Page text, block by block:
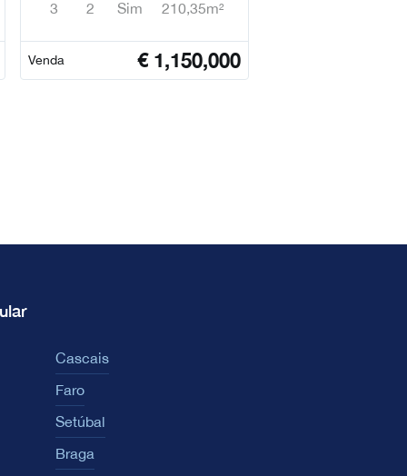
3 2 Sim 210,35m²
Venda € 1,150,000
Cascais
Faro
Setúbal
Braga